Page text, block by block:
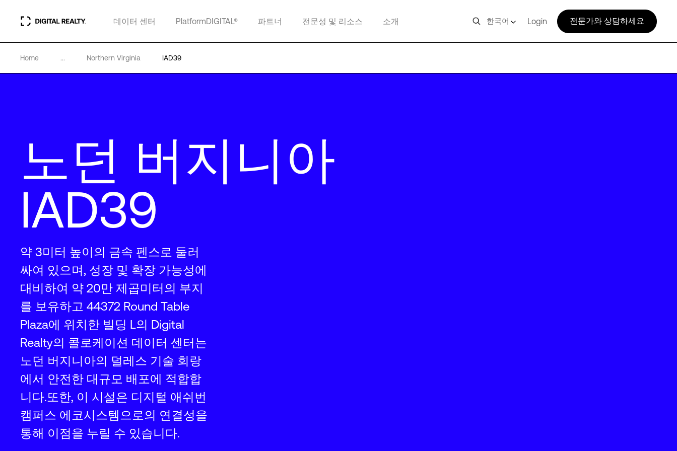
데이터 센터 PlatformDIGITAL® 파트너 전문성 및 리소스 소개 한국어 Login 전문가와 상담하세요
Home ... Northern Virginia IAD39
노던 버지니아
IAD39
약 3미터 높이의 금속 펜스로 둘러
싸여 있으며, 성장 및 확장 가능성에
대비하여 약 20만 제곱미터의 부지
를 보유하고 44372 Round Table
Plaza에 위치한 빌딩 L의 Digital
Realty의 콜로케이션 데이터 센터는
노던 버지니아의 덜레스 기술 회랑
에서 안전한 대규모 배포에 적합합
니다.또한, 이 시설은 디지털 애쉬번
캠퍼스 에코시스템으로의 연결성을
통해 이점을 누릴 수 있습니다.
IAD39